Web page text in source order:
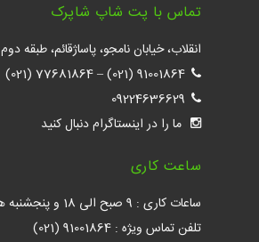
تماس با پت شاپ شاپرک
انقلاب، خیابان نامجو، پاساژقائم، طبقه دوم
91001864 (021)
–
77681864 (021)
09224636629
ما را در اینستاگرام دنبال کنید
ساعت کاری
ساعات کاری : 9 صبح الی 18 و پنجشنبه ها 9 صبح الی 14
تلفن تماس ویژه : 91001864 (021)